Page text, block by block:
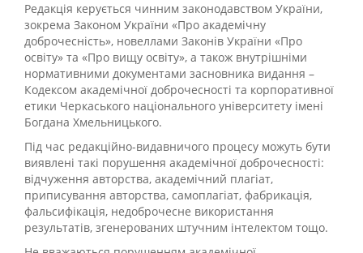
Редакція керується чинним законодавством України,
зокрема Законом України «Про академічну
доброчесність», новеллами Законів України «Про
освіту» та «Про вищу освіту», а також внутрішніми
нормативними документами засновника видання –
Кодексом академічної доброчесності та корпоративної
етики Черкаського національного університету імені
Богдана Хмельницького.
Під час редакційно-видавничого процесу можуть бути
виявлені такі порушення академічної доброчесності:
відчуження авторства, академічний плагіат,
приписування авторства, самоплагіат, фабрикація,
фальсифікація, недоброчесне використання
результатів, згенерованих штучним інтелектом тощо.